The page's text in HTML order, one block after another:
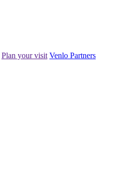
Plan your visit Venlo Partners